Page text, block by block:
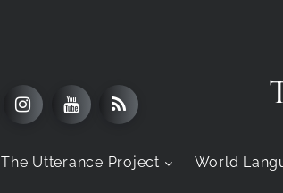
The Utterance Project World